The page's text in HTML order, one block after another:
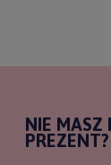
NIE MASZ
PREZENT?